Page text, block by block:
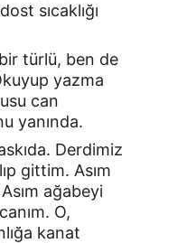
sıcaklığı
türlü, ben de
yazma
can
yanında.
Derdimiz
gittim. Asım
ağabeyi
O,
kanat